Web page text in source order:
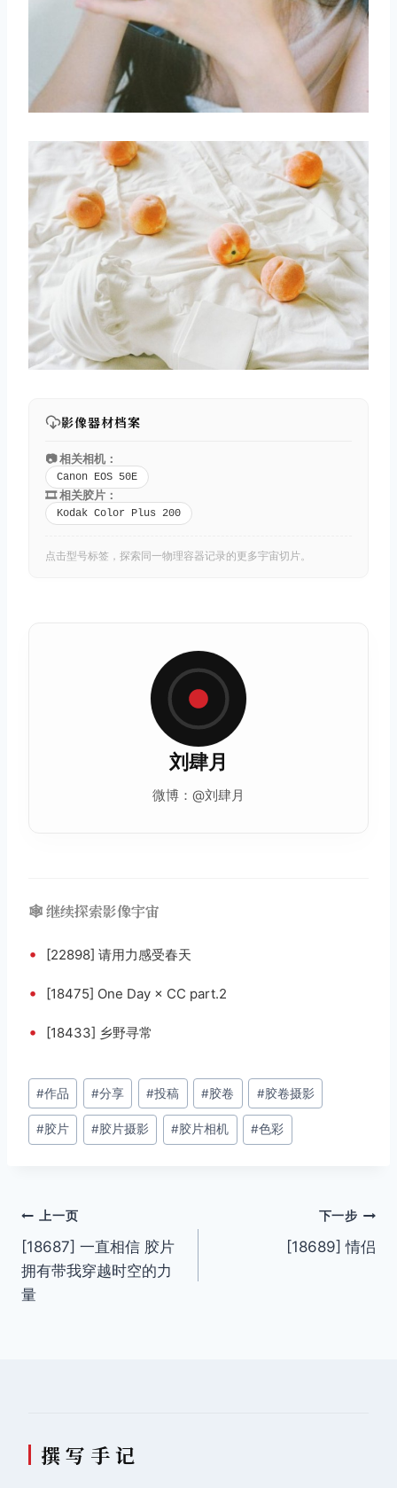
影像器材档案
📷 相关相机：
Canon EOS 50E
🎞️ 相关胶片：
Kodak Color Plus 200
点击型号标签，探索同一物理容器记录的更多宇宙切片。
刘肆月
微博：@刘肆月
🕸️ 继续探索影像宇宙
• [22898] 请用力感受春天
• [18475] One Day × CC part.2
• [18433] 乡野寻常
文
章
标
#作品 #分享 #投稿 #胶卷 #胶卷摄影
#胶片 #胶片摄影 #胶片相机 #色彩
文
章
导
上一页
[18687] 一直相信 胶片
拥有带我穿越时空的力
量
下一步
[18689] 情侣
撰 写 手 记